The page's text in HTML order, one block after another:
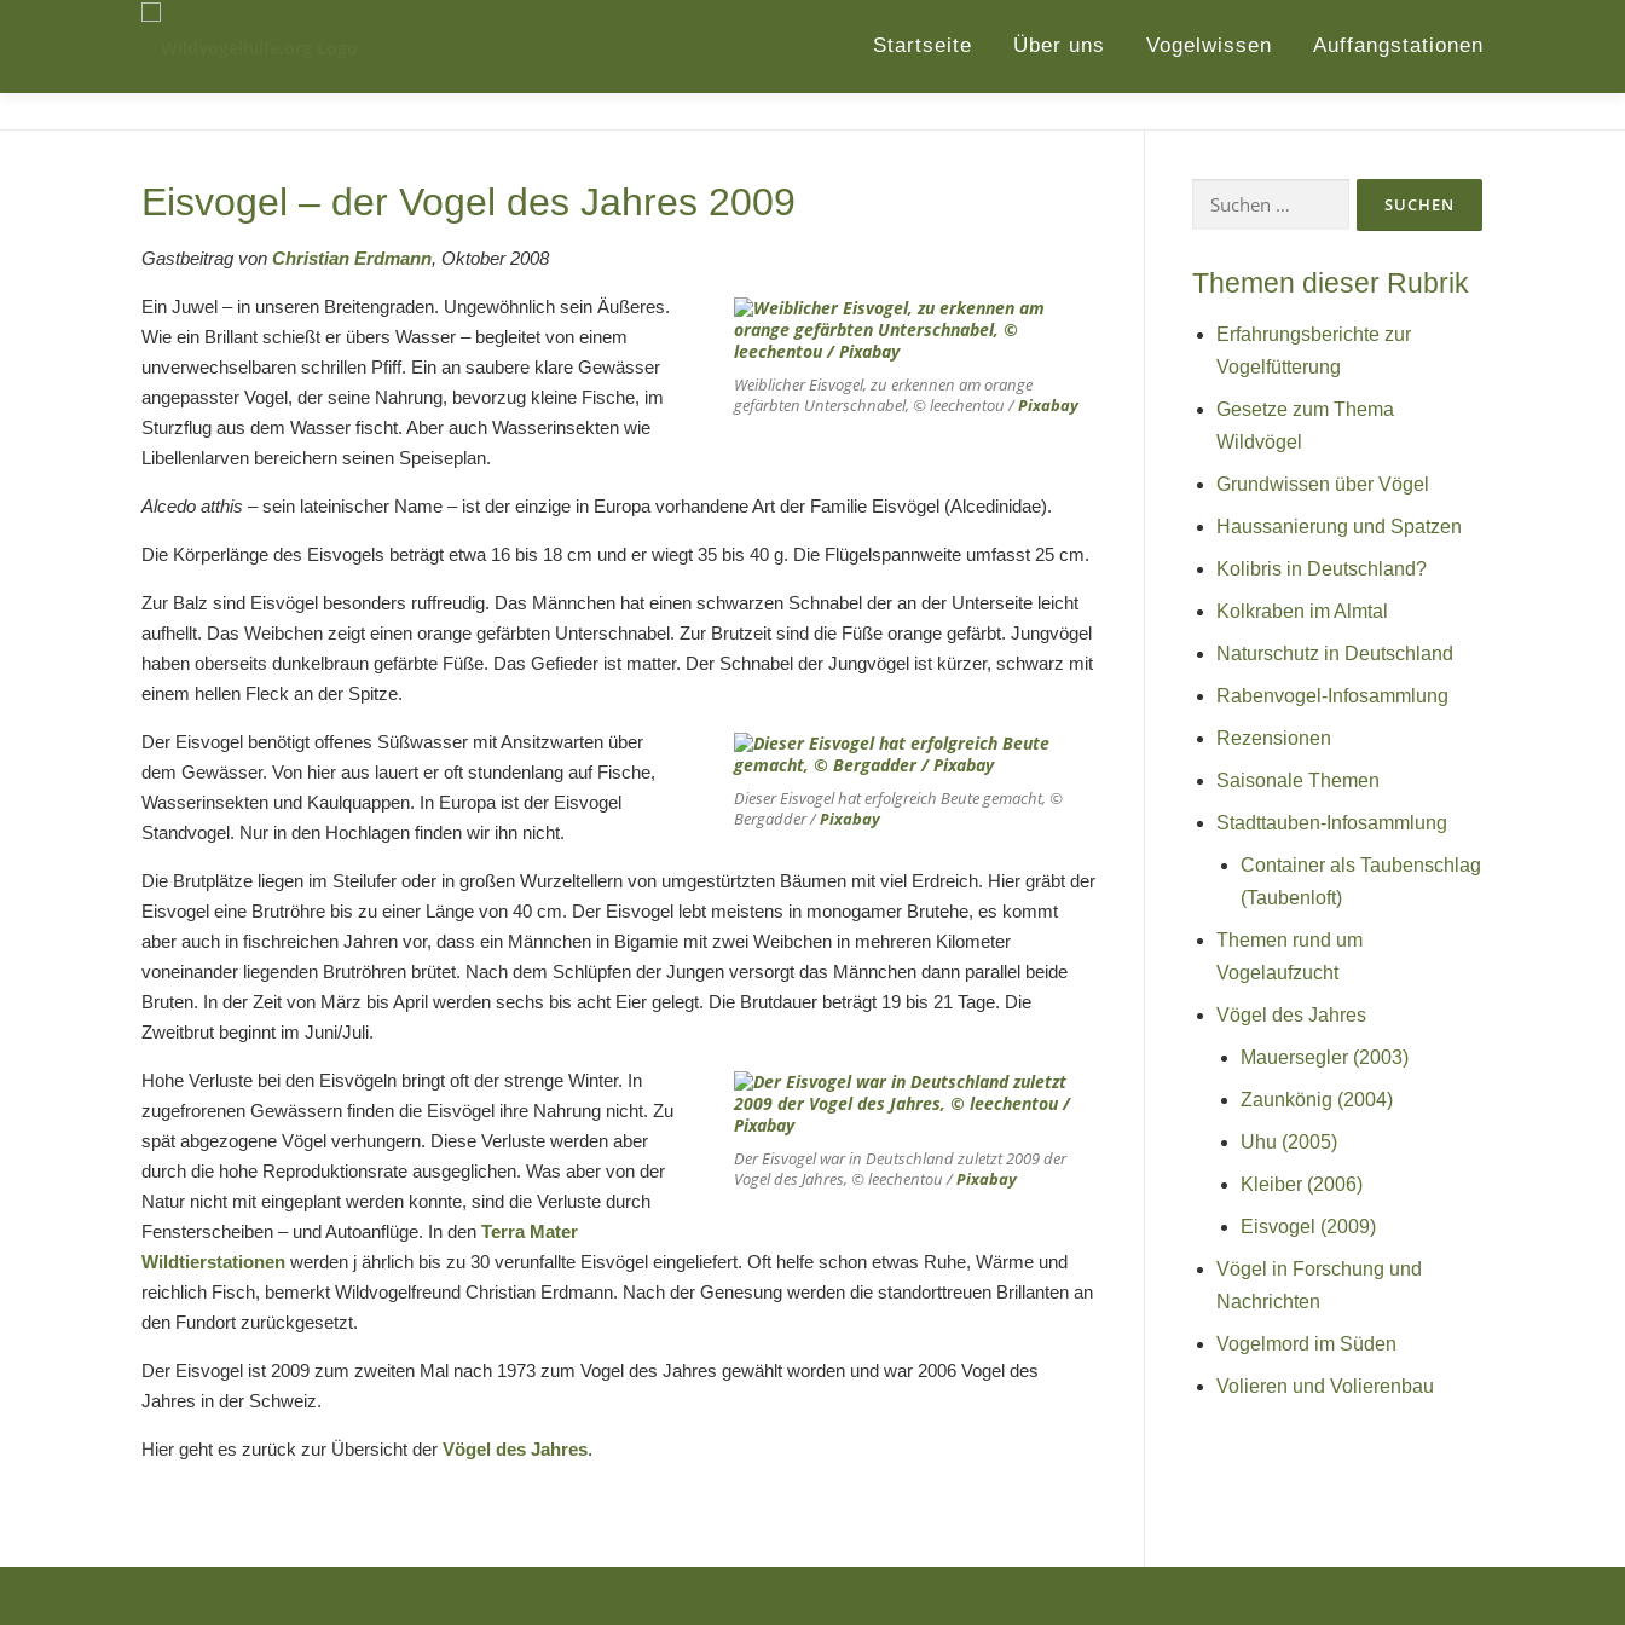
Startseite Über uns Vogelwissen Auffangstationen
Eisvogel – der Vogel des Jahres 2009
Gastbeitrag von Christian Erdmann, Oktober 2008
Weiblicher Eisvogel, zu erkennen am orange
gefärbten Unterschnabel, © leechentou /Pixabay
Ein Juwel – in unseren Breitengraden. Ungewöhnlich sein Äußeres.
Wie ein Brillant schießt er übers Wasser – begleitet von einem
unverwechselbaren schrillen Pfiff. Ein an saubere klare Gewässer
angepasster Vogel, der seine Nahrung, bevorzug kleine Fische, im
Sturzflug aus dem Wasser fischt. Aber auch Wasserinsekten wie
Libellenlarven bereichern seinen Speiseplan.
Alcedo atthis – sein lateinischer Name – ist der einzige in Europa vorhandene Art der Familie Eisvögel (Alcedinidae).
Die Körperlänge des Eisvogels beträgt etwa 16 bis 18 cm und er wiegt 35 bis 40 g. Die Flügelspannweite umfasst 25 cm.
Zur Balz sind Eisvögel besonders ruffreudig. Das Männchen hat einen schwarzen Schnabel der an der Unterseite leicht
aufhellt. Das Weibchen zeigt einen orange gefärbten Unterschnabel. Zur Brutzeit sind die Füße orange gefärbt. Jungvögel
haben oberseits dunkelbraun gefärbte Füße. Das Gefieder ist matter. Der Schnabel der Jungvögel ist kürzer, schwarz mit
einem hellen Fleck an der Spitze.
Dieser Eisvogel hat erfolgreich Beute gemacht, ©
Bergadder /Pixabay
Der Eisvogel benötigt offenes Süßwasser mit Ansitzwarten über
dem Gewässer. Von hier aus lauert er oft stundenlang auf Fische,
Wasserinsekten und Kaulquappen. In Europa ist der Eisvogel
Standvogel. Nur in den Hochlagen finden wir ihn nicht.
Die Brutplätze liegen im Steilufer oder in großen Wurzeltellern von umgestürtzten Bäumen mit viel Erdreich. Hier gräbt der
Eisvogel eine Brutröhre bis zu einer Länge von 40 cm. Der Eisvogel lebt meistens in monogamer Brutehe, es kommt
aber auch in fischreichen Jahren vor, dass ein Männchen in Bigamie mit zwei Weibchen in mehreren Kilometer
voneinander liegenden Brutröhren brütet. Nach dem Schlüpfen der Jungen versorgt das Männchen dann parallel beide
Bruten. In der Zeit von März bis April werden sechs bis acht Eier gelegt. Die Brutdauer beträgt 19 bis 21 Tage. Die
Zweitbrut beginnt im Juni/Juli.
Der Eisvogel war in Deutschland zuletzt 2009 der
Vogel des Jahres, © leechentou /Pixabay
Hohe Verluste bei den Eisvögeln bringt oft der strenge Winter. In
zugefrorenen Gewässern finden die Eisvögel ihre Nahrung nicht. Zu
spät abgezogene Vögel verhungern. Diese Verluste werden aber
durch die hohe Reproduktionsrate ausgeglichen. Was aber von der
Natur nicht mit eingeplant werden konnte, sind die Verluste durch
Fensterscheiben – und Autoanflüge. In den Terra Mater
Wildtierstationen werden j ährlich bis zu 30 verunfallte Eisvögel eingeliefert. Oft helfe schon etwas Ruhe, Wärme und
reichlich Fisch, bemerkt Wildvogelfreund Christian Erdmann. Nach der Genesung werden die standorttreuen Brillanten an
den Fundort zurückgesetzt.
Der Eisvogel ist 2009 zum zweiten Mal nach 1973 zum Vogel des Jahres gewählt worden und war 2006 Vogel des
Jahres in der Schweiz.
Hier geht es zurück zur Übersicht der Vögel des Jahres.
nach:
Themen dieser Rubrik
Erfahrungsberichte zur
Vogelfütterung
Gesetze zum Thema
Wildvögel
Grundwissen über Vögel
Haussanierung und Spatzen
Kolibris in Deutschland?
Kolkraben im Almtal
Naturschutz in Deutschland
Rabenvogel-Infosammlung
Rezensionen
Saisonale Themen
Stadttauben-Infosammlung
Container als Taubenschlag
(Taubenloft)
Themen rund um
Vogelaufzucht
Vögel des Jahres
Mauersegler (2003)
Zaunkönig (2004)
Uhu (2005)
Kleiber (2006)
Eisvogel (2009)
Vögel in Forschung und
Nachrichten
Vogelmord im Süden
Volieren und Volierenbau